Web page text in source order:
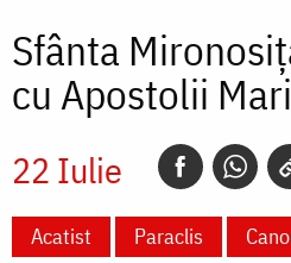
Sfânta
cu Apostolii
22 Iulie
Acatist Paraclis